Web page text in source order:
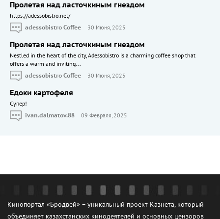
Пролетая над ласточкиным гнездом
https://adessobistro.net/
adessobistro Coffee
30 Июня, 2025
Пролетая над ласточкиным гнездом
Nestled in the heart of the city, Adessobistro is a charming coffee shop that
offers a warm and inviting...
adessobistro Coffee
30 Июня, 2025
Едоки картофеля
Cупер!
ivan.dalmatov.88
09 Февраля, 2025
Кинопортал «Бродвей» – уникальный проект Казнета, который
объединяет казахстанских кинодеятелей и основных цензоров